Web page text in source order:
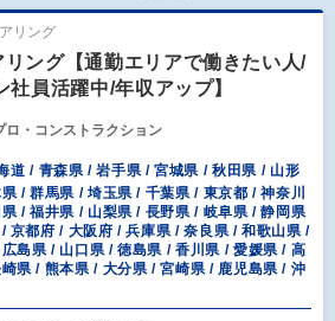
リング
ング【通勤エリアで働きたい人/
員活躍中/年収アップ】
ロ・コンストラクション
道 / 青森県 / 岩手県 / 宮城県 / 秋田県 / 山形
/ 群馬県 / 埼玉県 / 千葉県 / 東京都 / 神奈川
/ 福井県 / 山梨県 / 長野県 / 岐阜県 / 静岡県
京都府 / 大阪府 / 兵庫県 / 奈良県 / 和歌山県 /
島県 / 山口県 / 徳島県 / 香川県 / 愛媛県 / 高
県 / 熊本県 / 大分県 / 宮崎県 / 鹿児島県 / 沖